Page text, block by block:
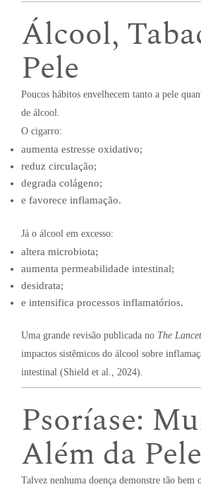
Álcool,
Pele
Poucos hábitos envelhecem tanto a pele
de álcool.
O cigarro:
aumenta estresse oxidativo;
reduz circulação;
degrada colágeno;
e favorece inflamação.
Já o álcool em excesso:
altera microbiota;
aumenta permeabilidade intestinal;
desidrata;
e intensifica processos inflamatórios.
Uma grande revisão publicada no The Lancet
impactos sistêmicos do álcool sobre
intestinal (Shield et al., 2024).
Psoríase:
Além da Pele
Talvez nenhuma doença demonstre tão bem